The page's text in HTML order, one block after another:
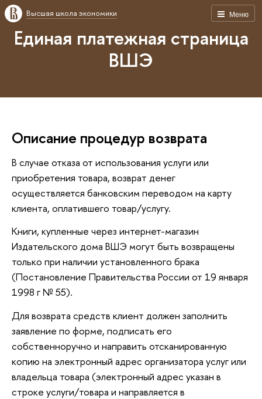
Меню
Высшая школа экономики
Единая платежная страница
ВШЭ
Описание процедур возврата
В случае отказа от использования услуги или
приобретения товара, возврат денег
осуществляется банковским переводом на карту
клиента, оплатившего товар/услугу.
Книги, купленные через интернет-магазин
Издательского дома ВШЭ могут быть возвращены
только при наличии установленного брака
(Постановление Правительства России от 19 января
1998 г № 55).
Для возврата средств клиент должен заполнить
заявление по форме, подписать его
собственноручно и направить отсканированную
копию на электронный адрес организатора услуг или
владельца товара (электронный адрес указан в
строке услуги/товара и направляется в